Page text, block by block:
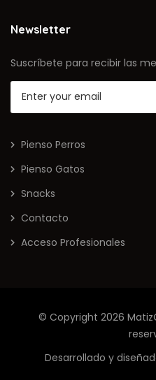
Newsletter
Suscríbete para recibir las
Pienso Perros
Pienso Gatos
Snacks
Contacto
Acceso Profesionales
© Copyright 2026
Desarrollado y